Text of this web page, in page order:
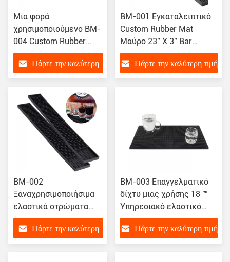
Μία φορά
χρησιμοποιούμενο BM-
004 Custom Rubber
Beer Bar Mat Spill Mat
Rail Drip Mat
Πάρτε την καλύτερη
BM-001 Εγκαταλειπτικό
Custom Rubber Mat
Μαύρο 23" X 3" Bar
Service Rubber Mat
Πάρτε την καλύτερη τιμή
BM-002
Ξαναχρησιμοποιήσιμα
ελαστικά στρώματα
μπαρ, στρώματα μπαρ
σερβίρισμα μπαρ,
στρώματα μπαρ
Πάρτε την καλύτερη
BM-003 Επαγγελματικό
δίχτυ μιας χρήσης 18 ""
Υπηρεσιακό ελαστικό
στρώμα X12 Bar Beer Bar
Πάρτε την καλύτερη τιμή